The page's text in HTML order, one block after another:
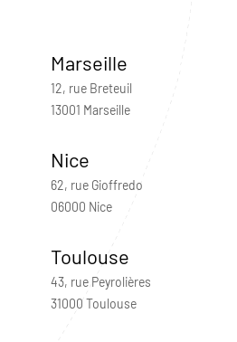
Marseille
12, rue Breteuil
13001 Marseille
Nice
62, rue Gioffredo
06000 Nice
Toulouse
43, rue Peyrolières
31000 Toulouse